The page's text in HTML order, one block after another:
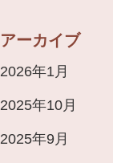
アーカイブ
2026年1月
2025年10月
2025年9月